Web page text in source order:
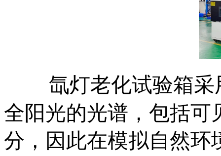
氙灯老化试验箱
全阳光的光谱，包括可
分，因此在模拟自然环